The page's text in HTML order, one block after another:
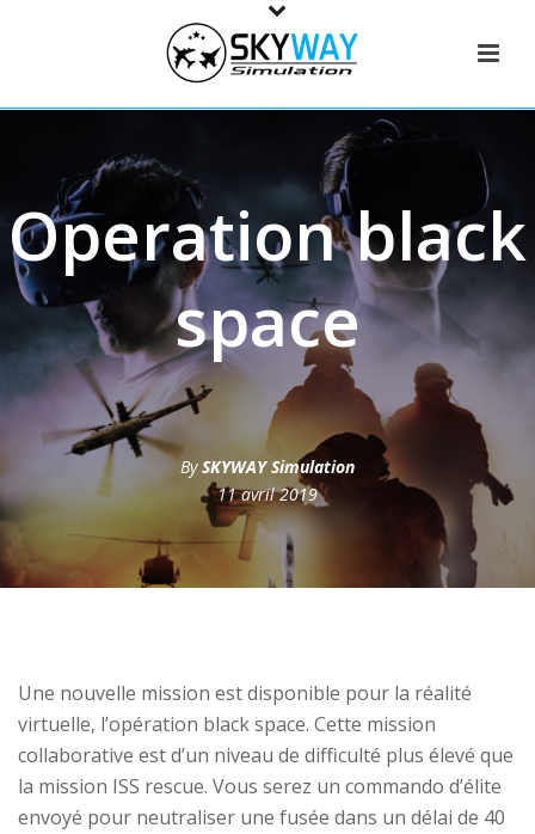
Operation black
space
BySKYWAY Simulation
11 avril 2019
Une nouvelle mission est disponible pour la réalité
virtuelle, l’opération black space. Cette mission
collaborative est d’un niveau de difficulté plus élevé que
la mission ISS rescue. Vous serez un commando d’élite
envoyé pour neutraliser une fusée dans un délai de 40